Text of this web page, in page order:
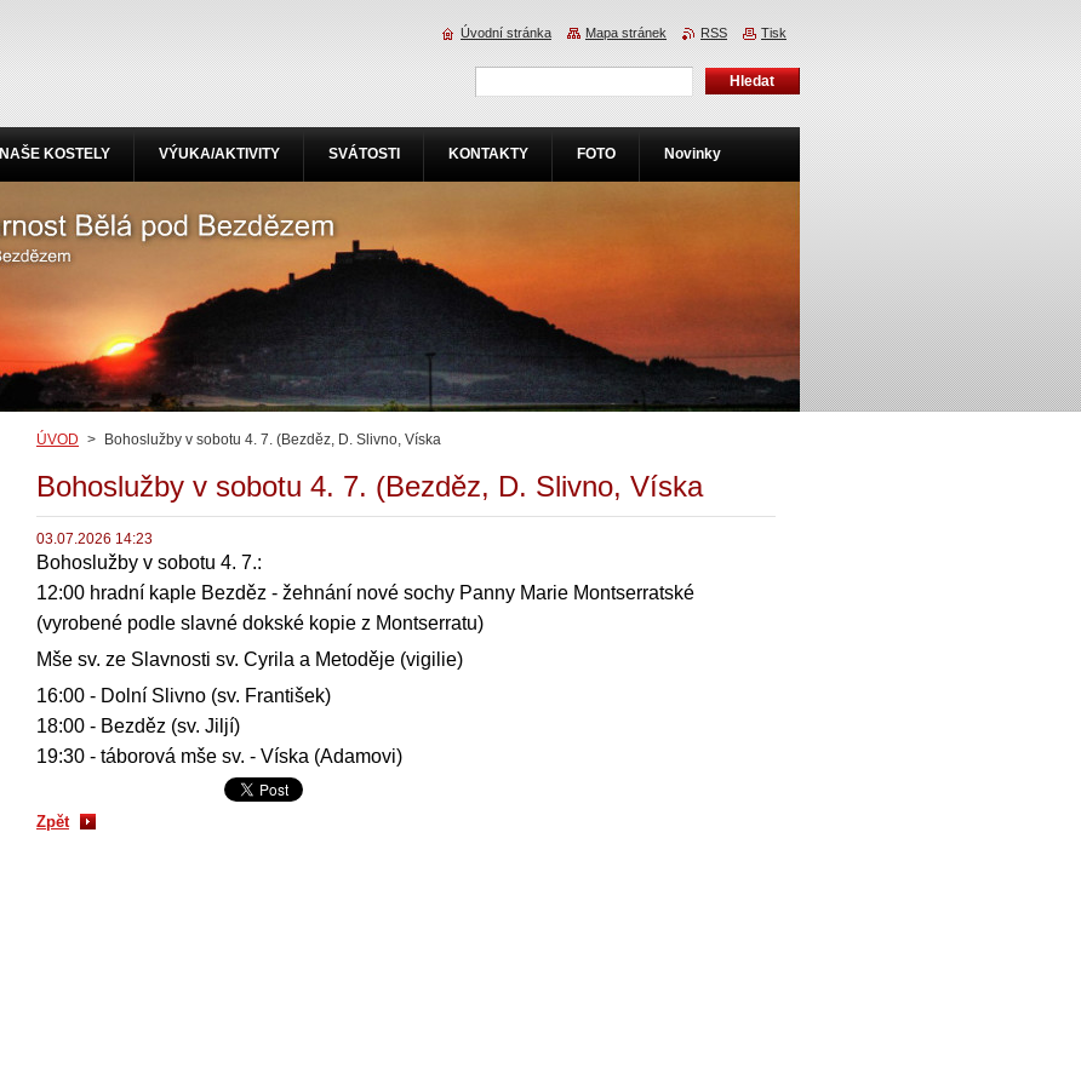
ÚVOD > Bohoslužby v sobotu 4. 7. (Bezděz, D. Slivno, Víska
Bohoslužby v sobotu 4. 7. (Bezděz, D. Slivno, Víska
03.07.2026 14:23
Bohoslužby v sobotu 4. 7.:
12:00 hradní kaple Bezděz - žehnání nové sochy Panny Marie Montserratské
(vyrobené podle slavné dokské kopie z Montserratu)
Mše sv. ze Slavnosti sv. Cyrila a Metoděje (vigilie)
16:00 - Dolní Slivno (sv. František)
18:00 - Bezděz (sv. Jiljí)
19:30 - táborová mše sv. - Víska (Adamovi)
Zpět
NAŠE KOSTELY VÝUKA/AKTIVITY SVÁTOSTI KONTAKTY FOTO Novinky
Úvodní stránka Mapa stránek RSS Tisk